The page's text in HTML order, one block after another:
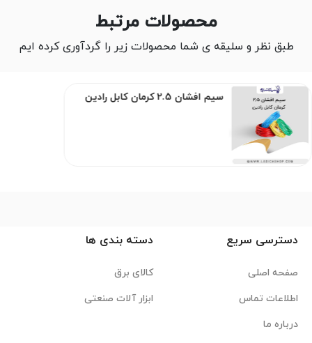
محصولات مرتبط
طبق نظر و سلیقه ی شما محصولات زیر را گردآوری کرده ایم
سیم افشان 2.5 کرمان کابل رادین
دسترسی سریع
صفحه اصلی
اطلاعات تماس
درباره ما
دسته بندی ها
کالای برق
ابزار آلات صنعتی